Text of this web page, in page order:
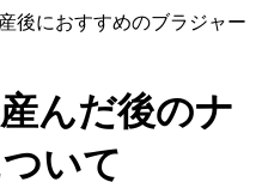
後におすすめのブラジャー
んだ後のナ
いて